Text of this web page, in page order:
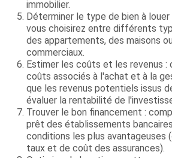
immobilier.
Déterminer le type de bien à
vous choisirez entre différents
des appartements, des maisons
commerciaux.
Estimer les coûts et les revenus :
coûts associés à l'achat et à la
que les revenus potentiels issus
évaluer la rentabilité de
Trouver le bon financement :
prêt des établissements
conditions les plus avantageuses
taux et de coût des assurances).